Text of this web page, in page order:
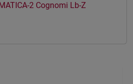
2 Cognomi Lb-Z